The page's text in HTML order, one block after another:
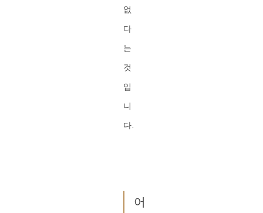
없
다
는
것
입
니
다.
어